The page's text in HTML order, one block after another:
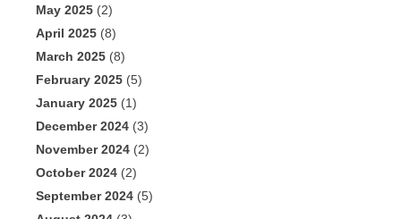
May 2025 (2)
April 2025 (8)
March 2025 (8)
February 2025 (5)
January 2025 (1)
December 2024 (3)
November 2024 (2)
October 2024 (2)
September 2024 (5)